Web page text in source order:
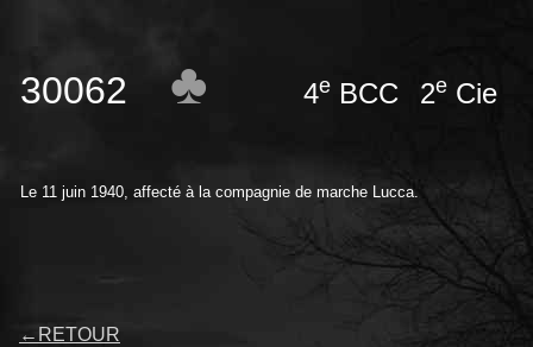
30062 ♣ 4e BCC 2e Cie 4
Le 11 juin 1940, affecté à la compagnie de marche Lucca.
← RETOUR